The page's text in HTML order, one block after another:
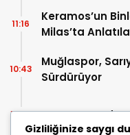
Keramos’un
Milas’ta
11:16
Muğlaspor,
Sürdürüyor
10:43
Enes Koç
10:41
Gizliliğinize saygı